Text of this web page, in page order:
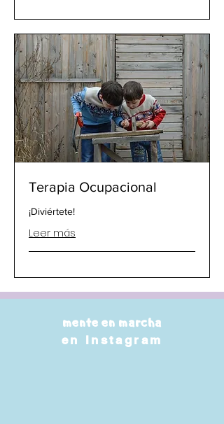
Terapia Ocupacional
¡Diviértete!
Leer más
mente en marcha
en Instagram